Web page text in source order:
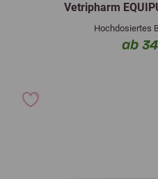
Vetripharm
Hochdosiertes
ab